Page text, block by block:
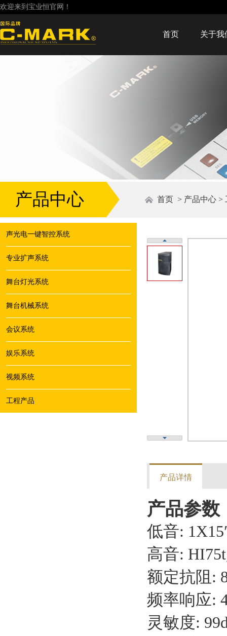
欢迎来到宝业恒官网！
首页 关于我
产品中心 首页 > 产品中心 >
声光电一键智控系统
专业扩声系统
舞台灯光系统
舞台机械系统
会议系统
娱乐系统
视频系统
工程产品
产品详情
产品参数
低音:
高音:
额定抗阻:
频率响应:
灵敏度: